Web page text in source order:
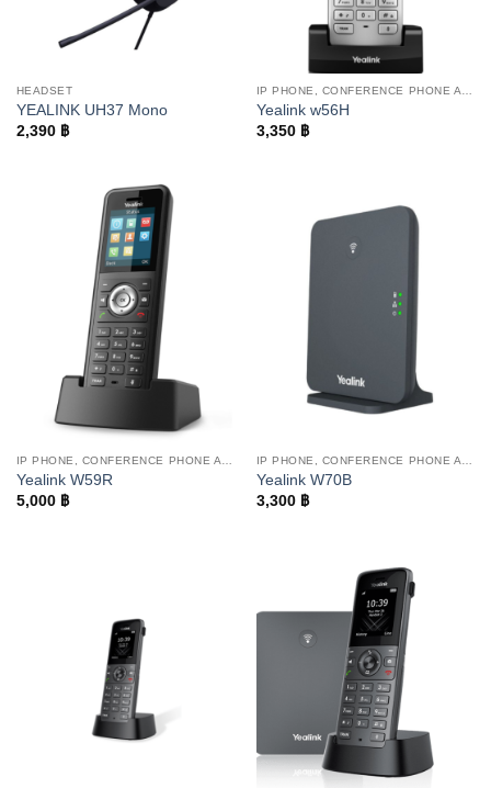
HEADSET
YEALINK UH37 Mono
2,390 ฿
Yealink w56H
3,350 ฿
Yealink W59R
5,000 ฿
Yealink W70B
3,300 ฿